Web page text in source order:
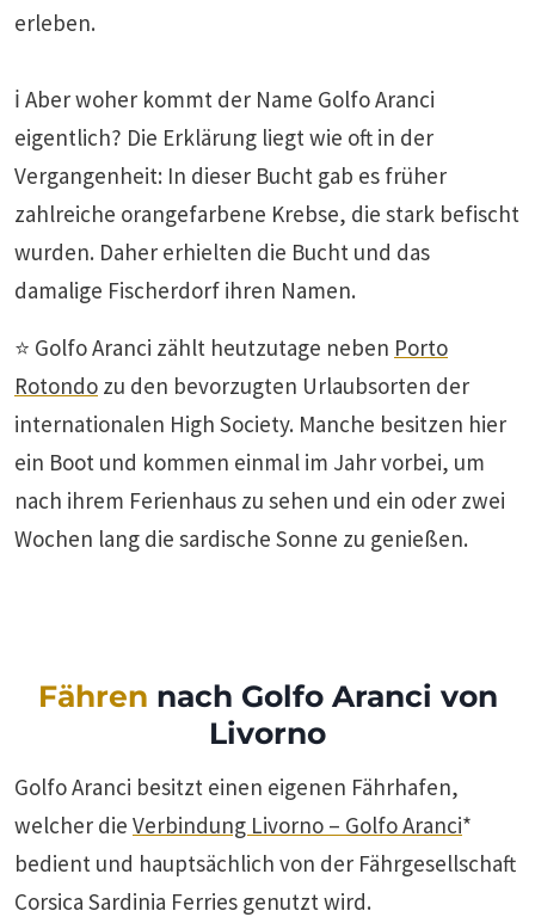
erleben.
ℹ️ Aber woher kommt der Name Golfo Aranci
eigentlich? Die Erklärung liegt wie oft in der
Vergangenheit: In dieser Bucht gab es früher
zahlreiche orangefarbene Krebse, die stark befischt
wurden. Daher erhielten die Bucht und das
damalige Fischerdorf ihren Namen.
⭐ Golfo Aranci zählt heutzutage neben Porto
Rotondo zu den bevorzugten Urlaubsorten der
internationalen High Society. Manche besitzen hier
ein Boot und kommen einmal im Jahr vorbei, um
nach ihrem Ferienhaus zu sehen und ein oder zwei
Wochen lang die sardische Sonne zu genießen.
Fähren nach Golfo Aranci von
Livorno
Golfo Aranci besitzt einen eigenen Fährhafen,
welcher die Verbindung Livorno – Golfo Aranci*
bedient und hauptsächlich von der Fährgesellschaft
Corsica Sardinia Ferries genutzt wird.